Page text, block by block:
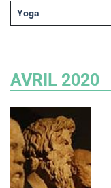
Yoga
AVRIL 2020